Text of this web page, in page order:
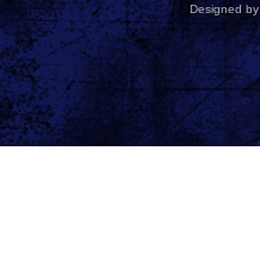
Designed by